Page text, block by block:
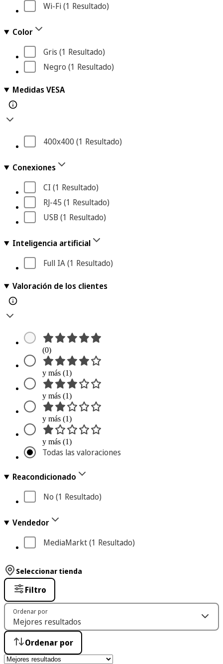
Wi-Fi (1 Resultado)
Color
Gris (1 Resultado)
Negro (1 Resultado)
Medidas VESA
400x400 (1 Resultado)
Conexiones
CI (1 Resultado)
RJ-45 (1 Resultado)
USB (1 Resultado)
Inteligencia artificial
Full IA (1 Resultado)
Valoración de los clientes
(0)
y más (1)
y más (1)
y más (1)
y más (1)
Todas las valoraciones
Reacondicionado
No (1 Resultado)
Vendedor
MediaMarkt (1 Resultado)
Seleccionar tienda
Filtro
Ordenar por
Ordenar por